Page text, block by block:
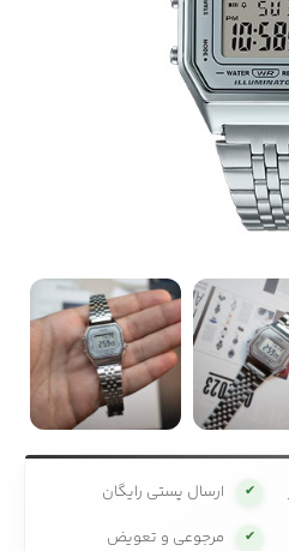
✔ ارسال پستی رایگان
✔ مرجوعی و تعویض